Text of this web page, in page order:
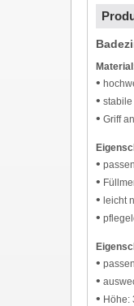
•
• stabile
• Griff
•
•
• leicht
•
•
•
• Höhe: